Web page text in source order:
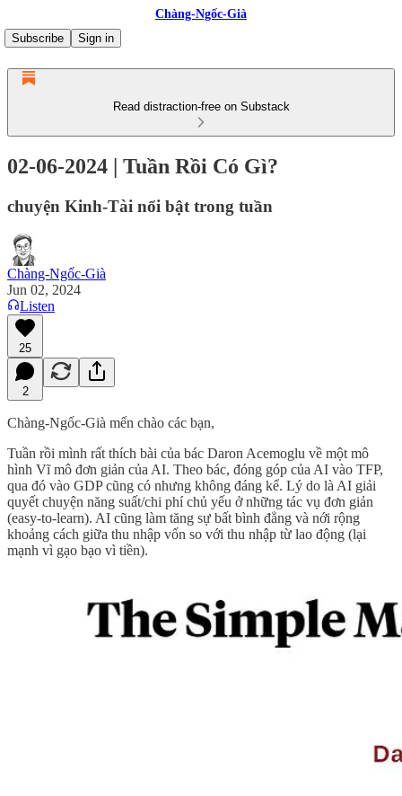
Chàng-Ngốc-Già
Subscribe
Sign in
Read distraction-free on Substack
02-06-2024 | Tuần Rồi Có Gì?
chuyện Kinh-Tài nổi bật trong tuần
Chàng-Ngốc-Già
Jun 02, 2024
Listen
25
2
Chàng-Ngốc-Già mến chào các bạn,
Tuần rồi mình rất thích bài của bác Daron Acemoglu về một mô
hình Vĩ mô đơn giản của AI. Theo bác, đóng góp của AI vào TFP,
qua đó vào GDP cũng có nhưng không đáng kể. Lý do là AI giải
quyết chuyện năng suất/chi phí chủ yếu ở những tác vụ đơn giản
(easy-to-learn). AI cũng làm tăng sự bất bình đẳng và nới rộng
khoảng cách giữa thu nhập vốn so với thu nhập từ lao động (lại
mạnh vì gạo bạo vì tiền).